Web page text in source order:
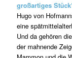
großartiges
Hugo von
eine
Und da gehören
der mahnende